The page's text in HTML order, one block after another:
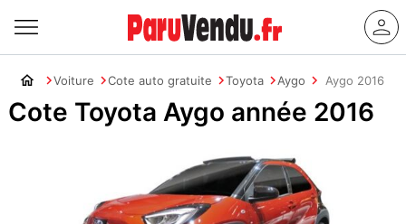
Voiture Cote auto gratuite Toyota Aygo Aygo 2016
Cote Toyota Aygo année 2016